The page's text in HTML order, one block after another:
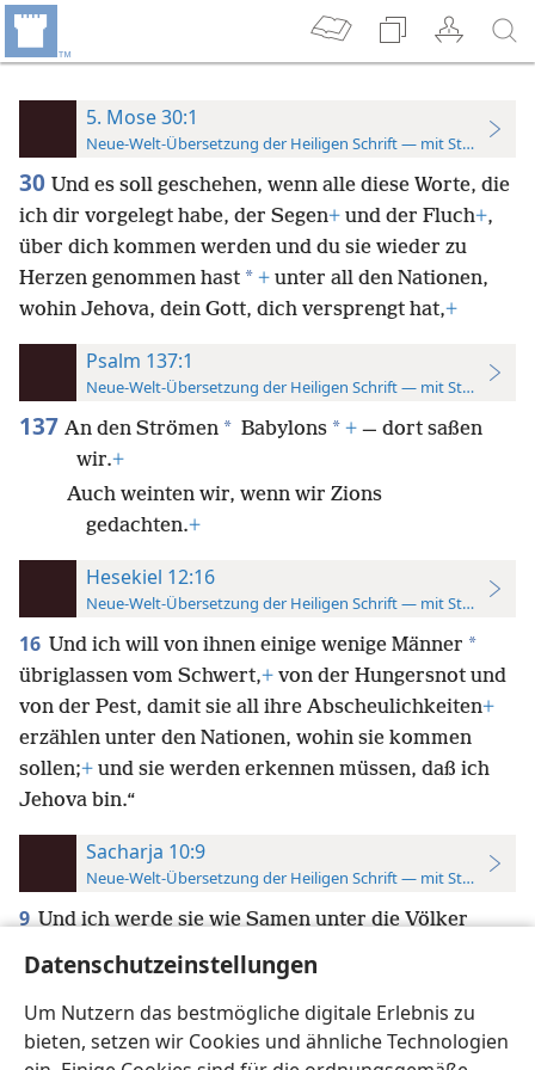
Datenschutzeinstellungen
Um Nutzern das bestmögliche digitale Erlebnis zu
bieten, setzen wir Cookies und ähnliche Technologien
5. Mose 30:1
Neue-Welt-Übersetzung der Heiligen Schrift — mit
30 Und es soll geschehen, wenn alle diese Worte, die
ich dir vorgelegt habe, der Segen+ und der Fluch+,
über dich kommen werden und du sie wieder zu
Herzen genommen hast * + unter all den Nationen,
wohin Jehova, dein Gott, dich versprengt hat,+
Psalm 137:1
Neue-Welt-Übersetzung der Heiligen Schrift — mit
137 An den Strömen * Babylons * + — dort saßen
wir.+
Auch weinten wir, wenn wir Zions
gedachten.+
Hesekiel 12:16
Neue-Welt-Übersetzung der Heiligen Schrift — mit
16 Und ich will von ihnen einige wenige Männer *
übriglassen vom Schwert,+ von der Hungersnot und
von der Pest, damit sie all ihre Abscheulichkeiten+
erzählen unter den Nationen, wohin sie kommen
sollen;+ und sie werden erkennen müssen, daß ich
Jehova bin.“
Sacharja 10:9
Neue-Welt-Übersetzung der Heiligen Schrift — mit
9 Und ich werde sie wie Samen unter die Völker
zerstreuen,
und an den fernen Orten werden sie
und sie sollen aufleben mit ihren
Söhnen und zurückkehren.+